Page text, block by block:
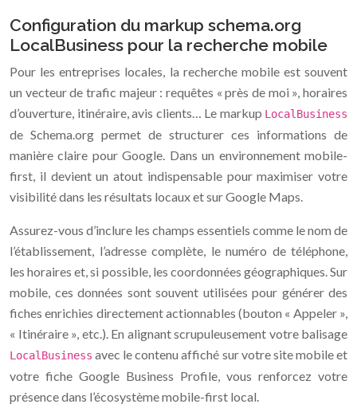
Configuration du markup schema.org
LocalBusiness pour la recherche mobile
Pour les entreprises locales, la recherche mobile est souvent
un vecteur de trafic majeur : requêtes « près de moi », horaires
d’ouverture, itinéraire, avis clients… Le markup LocalBusiness
de Schema.org permet de structurer ces informations de
manière claire pour Google. Dans un environnement mobile-
first, il devient un atout indispensable pour maximiser votre
visibilité dans les résultats locaux et sur Google Maps.
Assurez-vous d’inclure les champs essentiels comme le nom de
l’établissement, l’adresse complète, le numéro de téléphone,
les horaires et, si possible, les coordonnées géographiques. Sur
mobile, ces données sont souvent utilisées pour générer des
fiches enrichies directement actionnables (bouton « Appeler »,
« Itinéraire », etc.). En alignant scrupuleusement votre balisage
LocalBusiness avec le contenu affiché sur votre site mobile et
votre fiche Google Business Profile, vous renforcez votre
présence dans l’écosystème mobile-first local.